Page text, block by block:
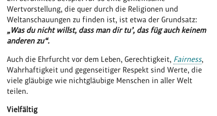
Wertvorstellung, die quer durch die Religionen und
Weltanschauungen zu finden ist, ist etwa der Grundsatz:
„Was du nicht willst, dass man dir tu’, das füg auch keinem
anderen zu“.
Auch die Ehrfurcht vor dem Leben, Gerechtigkeit, Fairness,
Wahrhaftigkeit und gegenseitiger Respekt sind Werte, die
viele gläubige wie nichtgläubige Menschen in aller Welt
teilen.
Vielfältig